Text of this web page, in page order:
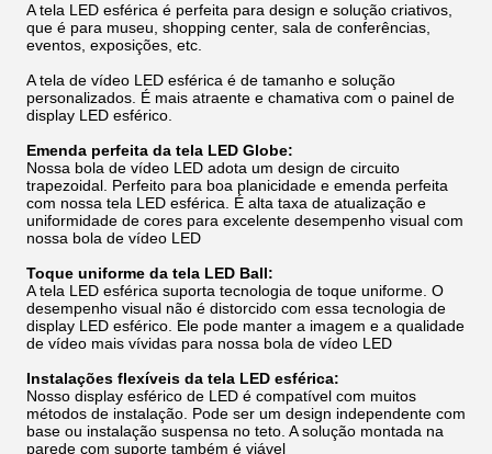
A tela LED esférica é perfeita para design e solução criativos,
que é para museu, shopping center, sala de conferências,
eventos, exposições, etc.
A tela de vídeo LED esférica é de tamanho e solução
personalizados. É mais atraente e chamativa com o painel de
display LED esférico.
Emenda perfeita da tela LED Globe:
Nossa bola de vídeo LED adota um design de circuito
trapezoidal. Perfeito para boa planicidade e emenda perfeita
com nossa tela LED esférica. É alta taxa de atualização e
uniformidade de cores para excelente desempenho visual com
nossa bola de vídeo LED
Toque uniforme da tela LED Ball:
A tela LED esférica suporta tecnologia de toque uniforme. O
desempenho visual não é distorcido com essa tecnologia de
display LED esférico. Ele pode manter a imagem e a qualidade
de vídeo mais vívidas para nossa bola de vídeo LED
Instalações flexíveis da tela LED esférica:
Nosso display esférico de LED é compatível com muitos
métodos de instalação. Pode ser um design independente com
base ou instalação suspensa no teto. A solução montada na
parede com suporte também é viável